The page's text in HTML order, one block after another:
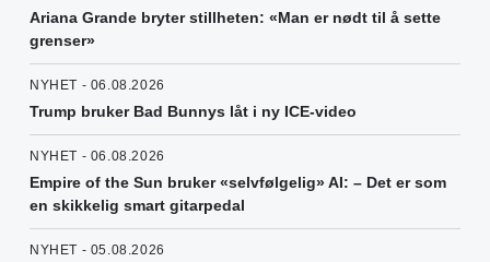
Ariana Grande bryter stillheten: «Man er nødt til å sette
grenser»
NYHET - 06.08.2026
Trump bruker Bad Bunnys låt i ny ICE-video
NYHET - 06.08.2026
Empire of the Sun bruker «selvfølgelig» AI: – Det er som
en skikkelig smart gitarpedal
NYHET - 05.08.2026